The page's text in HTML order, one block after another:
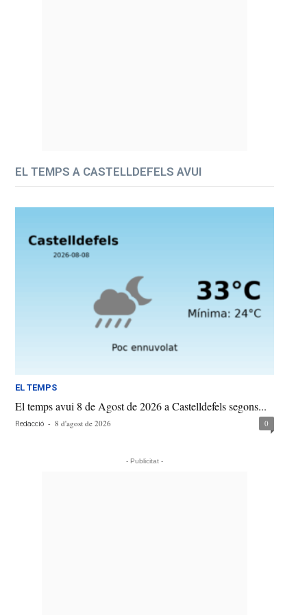
EL TEMPS A CASTELLDEFELS AVUI
EL TEMPS
El temps avui 8 de Agost de 2026 a Castelldefels segons...
Redacció - 8 d'agost de 2026 0
- Publicitat -